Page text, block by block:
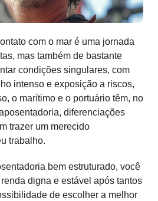
com o mar é uma jornada
mas também de bastante
condições singulares, com
intenso e exposição a riscos,
o marítimo e o portuário têm, no
diferenciações
trazer um merecido
trabalho.
bem estruturado, você
digna e estável após tantos
de escolher a melhor